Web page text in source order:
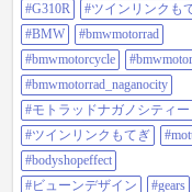
な気がするんだよなぁ〜 左
と練習しないとなぁ〜😓 4月
迄にもっと頑張らないと💪 それに
してもミシュランのモータホ
お立ち台❓なんだったんだろ
2021.2.20 #g310r #ツインリン
ぎ #bmw #bmwmotorrad
#bmwmotorcycle
#bmwmotorrad_naganocity #モ
ドナガノシティー #ツインリ
てぎ#motul #bodyshopeffect #
#G310R
#ツインリンクも
#BMW
#bmwmotorrad
#bmwmotorcycle
#bmwmotorrad_naganocity
#モトラッドナガノシティー
#ツインリンクもてぎ
#bodyshopeffect
#ビューンデザイン
#gears